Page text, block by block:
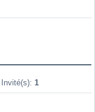
, Invité(s): 1